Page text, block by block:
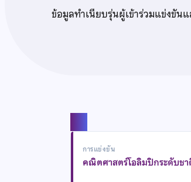
ข้อมูลทำเนียบรุ่นผู้เข้าร่วมแข่งขัน
การแข่งขัน
คณิตศาสตร์โอลิมปิกระดับช